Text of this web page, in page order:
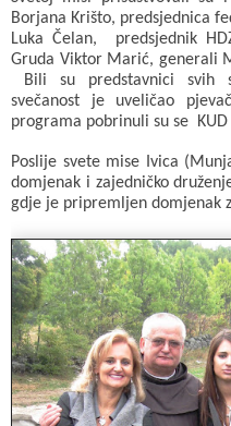
Borjana Krišto, predsjednica
Luka Čelan, predsjednik
Gruda Viktor Marić, generali
Bili su predstavnici svih
svečanost je uveličao
programa pobrinuli su se KUD
Poslije svete mise Ivica
domjenak i zajedničko
gdje je pripremljen domjenak